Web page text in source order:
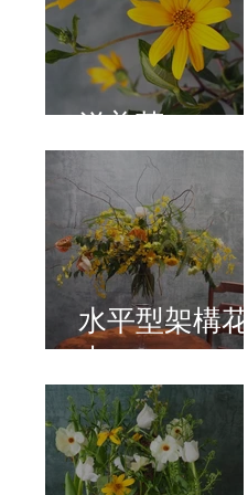
洋姜菊
水平型架構花
束